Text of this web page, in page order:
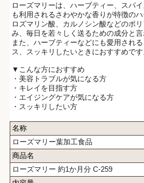
ローズマリーは、ハーブティー、スパ
も利用されるさわやかな香りが特徴のハ
ロズマリン酸、カルノシン酸などのポ
み、毎日を若々しく送るための成分と言
また、ハーブティーなどにも愛用され
ス、スッキリしたいときにおすすめです
▼こんな方におすすめ
・美容トラブルが気になる方
・キレイを目指す方
・エイジングケアが気になる方
・スッキリしたい方
名称
ローズマリー葉加工食品
商品名
ローズマリー 約1か月分 C-259